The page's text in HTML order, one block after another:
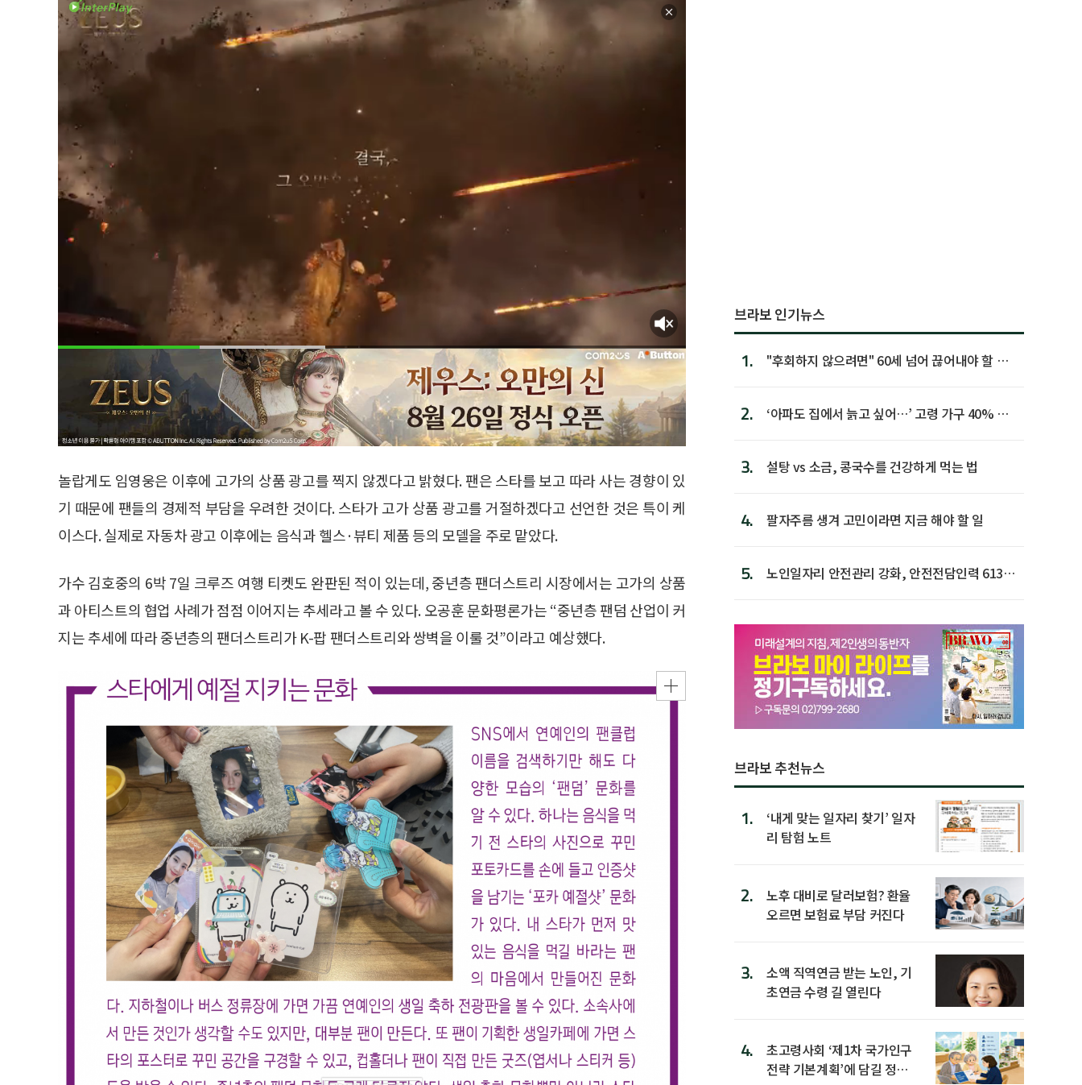
놀랍게도 임영웅은 이후에 고가의 상품 광고를 찍지 않겠다고 밝혔다. 팬은 스타를 보고 따라 사는 경향이 있
기 때문에 팬들의 경제적 부담을 우려한 것이다. 스타가 고가 상품 광고를 거절하겠다고 선언한 것은 특이 케
이스다. 실제로 자동차 광고 이후에는 음식과 헬스·뷰티 제품 등의 모델을 주로 맡았다.
가수 김호중의 6박 7일 크루즈 여행 티켓도 완판된 적이 있는데, 중년층 팬더스트리 시장에서는 고가의 상품
과 아티스트의 협업 사례가 점점 이어지는 추세라고 볼 수 있다. 오공훈 문화평론가는 “중년층 팬덤 산업이 커
지는 추세에 따라 중년층의 팬더스트리가 K-팝 팬더스트리와 쌍벽을 이룰 것”이라고 예상했다.
브라보 인기뉴스
1.
"후회하지 않으려면" 60세 넘어 끊어내야 할 사
2.
‘아파도 집에서 늙고 싶어…’ 고령 가구 40% 노
3. 설탕 vs 소금, 콩국수를 건강하게 먹는 법
4. 팔자주름 생겨 고민이라면 지금 해야 할 일
5.
노인일자리 안전관리 강화, 안전전담인력 613명
브라보 추천뉴스
1.
‘내게 맞는 일자리 찾기’ 일자
리 탐험 노트
2.
노후 대비로 달러보험? 환율
오르면 보험료 부담 커진다
3.
소액 직역연금 받는 노인, 기
초연금 수령 길 열린다
4.
초고령사회 ‘제1차 국가인구
전략 기본계획’에 담길 정책